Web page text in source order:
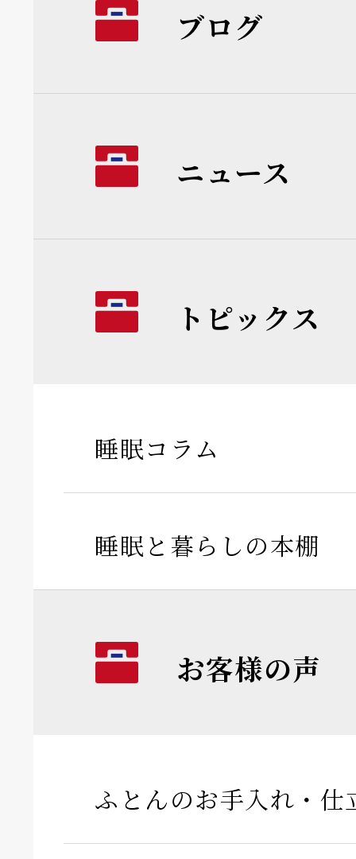
ブログ
ニュース
トピックス
睡眠コラム
睡眠と暮らしの本棚
お客様の声
ふとんのお手入れ・仕